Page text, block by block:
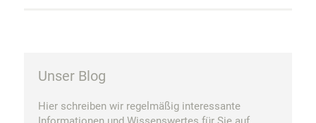
Unser Blog
Hier schreiben wir regelmäßig interessante